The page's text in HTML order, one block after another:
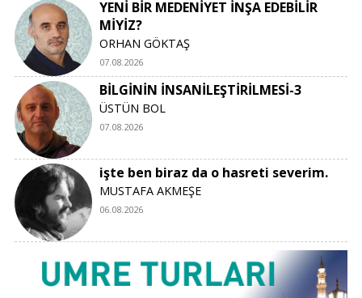
YENİ BİR MEDENİYET İNŞA EDEBİLİR
MİYİZ?
ORHAN GÖKTAŞ
07.08.2026
BİLGİNİN İNSANİLEŞTİRİLMESİ-3
ÜSTÜN BOL
07.08.2026
işte ben biraz da o hasreti severim.
MUSTAFA AKMEŞE
06.08.2026